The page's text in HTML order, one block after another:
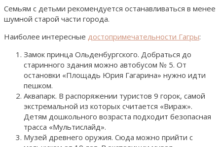
Семьям с детьми рекомендуется останавливаться в менее
шумной старой части города.
Наиболее интересные достопримечательности Гагры:
Замок принца Ольденбургского. Добраться до
старинного здания можно автобусом № 5. От
остановки «Площадь Юрия Гагарина» нужно идти
пешком.
Аквапарк. В распоряжении туристов 9 горок, самой
экстремальной из которых считается «Вираж».
Детям дошкольного возраста подходит безопасная
трасса «Мультислайд».
Музей древнего оружия. Сюда можно прийти с